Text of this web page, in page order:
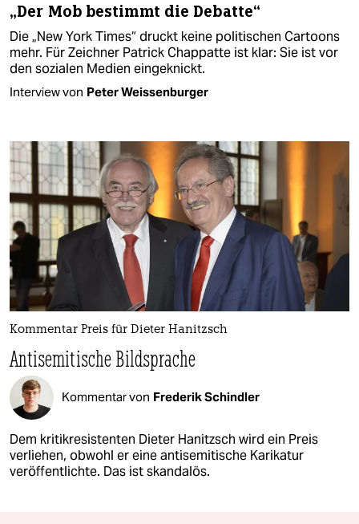
„Der Mob bestimmt die Debatte“
Die „New York Times“ druckt keine politischen Cartoons
mehr. Für Zeichner Patrick Chappatte ist klar: Sie ist vor
den sozialen Medien eingeknickt.
Interview von Peter Weissenburger
Kommentar Preis für Dieter Hanitzsch
Antisemitische Bildsprache
Kommentar von Frederik Schindler
Dem kritikresistenten Dieter Hanitzsch wird ein Preis
verliehen, obwohl er eine antisemitische Karikatur
veröffentlichte. Das ist skandalös.